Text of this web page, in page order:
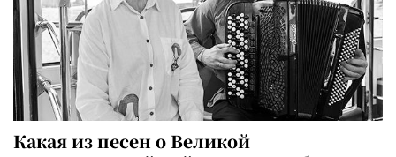
Какая из песен о Великой